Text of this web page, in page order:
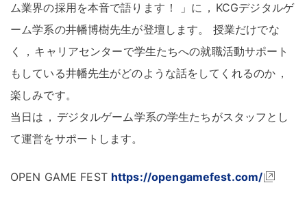
ム業界の採用を本音で語ります ！ 」に ， KCGデジタルゲ
ーム学系の井幡博樹先生が登壇します。
授業だけでな
く
， キャリアセンターで学生たちへの就職活動サポート
もしている井幡先生がどのような話をしてくれるのか ，
楽しみです。
当日は ， デジタルゲーム学系の学生たちがスタッフとし
て運営をサポートします。
OPEN GAME FEST https://opengamefest.com/